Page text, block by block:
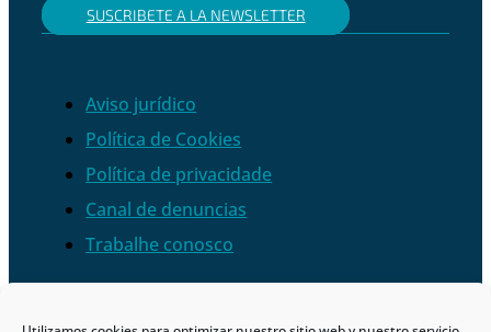
SUSCRIBETE A LA NEWSLETTER
Aviso jurídico
Política de Cookies
Política de privacidade
Canal de denuncias
Trabalhe conosco